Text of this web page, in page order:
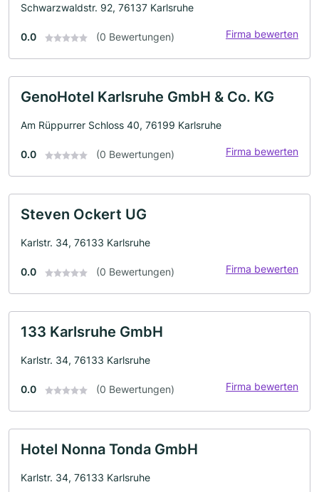
Schwarzwaldstr. 92, 76137 Karlsruhe
0.0 (0 Bewertungen) Firma bewerten
GenoHotel Karlsruhe GmbH & Co. KG
Am Rüppurrer Schloss 40, 76199 Karlsruhe
0.0 (0 Bewertungen) Firma bewerten
Steven Ockert UG
Karlstr. 34, 76133 Karlsruhe
0.0 (0 Bewertungen) Firma bewerten
133 Karlsruhe GmbH
Karlstr. 34, 76133 Karlsruhe
0.0 (0 Bewertungen) Firma bewerten
Hotel Nonna Tonda GmbH
Karlstr. 34, 76133 Karlsruhe